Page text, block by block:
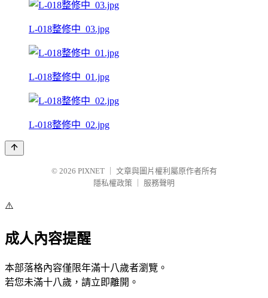
L-018整修中_03.jpg
L-018整修中_01.jpg
L-018整修中_02.jpg
© 2026 PIXNET
文章與圖片權利屬原作者所有
隱私權政策
服務聲明
⚠️
成人內容提醒
本部落格內容僅限年滿十八歲者瀏覽。
若您未滿十八歲，請立即離開。